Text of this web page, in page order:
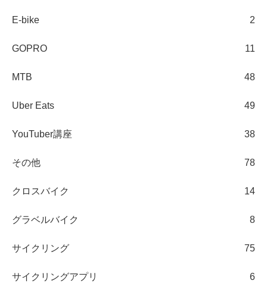
E-bike 2
GOPRO 11
MTB 48
Uber Eats 49
YouTuber講座 38
その他 78
クロスバイク 14
グラベルバイク 8
サイクリング 75
サイクリングアプリ 6